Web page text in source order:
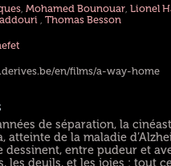
, Mohamed Bounouar, Lionel
, Thomas Besson
en/films/a-way-home
de séparation, la
atteinte de la maladie
dessinent, entre pudeur et
les deuils, et les joies : tout